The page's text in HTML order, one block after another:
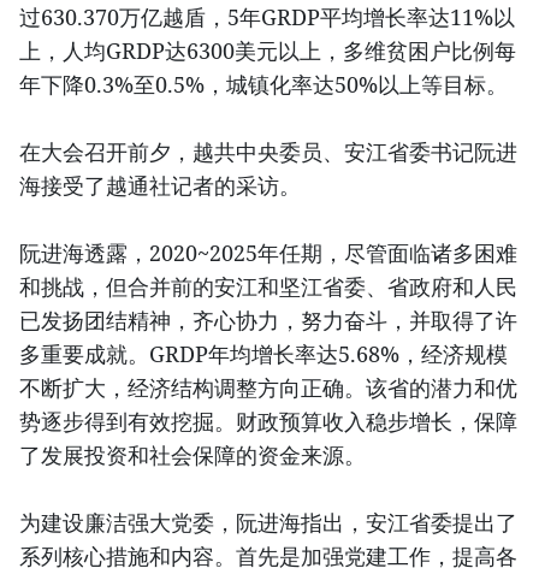
过630.370万亿越盾，5年GRDP平均增长率达11%以
上，人均GRDP达6300美元以上，多维贫困户比例每
年下降0.3%至0.5%，城镇化率达50%以上等目标。
在大会召开前夕，越共中央委员、安江省委书记阮进
海接受了越通社记者的采访。
阮进海透露，2020~2025年任期，尽管面临诸多困难
和挑战，但合并前的安江和坚江省委、省政府和人民
已发扬团结精神，齐心协力，努力奋斗，并取得了许
多重要成就。GRDP年均增长率达5.68%，经济规模
不断扩大，经济结构调整方向正确。该省的潜力和优
势逐步得到有效挖掘。财政预算收入稳步增长，保障
了发展投资和社会保障的资金来源。
为建设廉洁强大党委，阮进海指出，安江省委提出了
系列核心措施和内容。首先是加强党建工作，提高各